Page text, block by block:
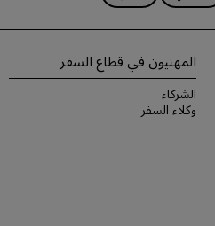
المهنيون في قطاع السفر
الشركاء
وكلاء السفر